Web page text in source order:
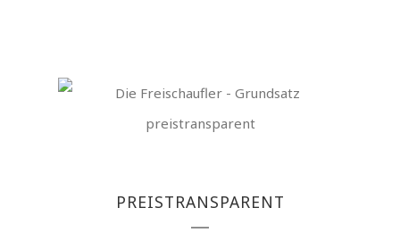
PREISTRANSPARENT